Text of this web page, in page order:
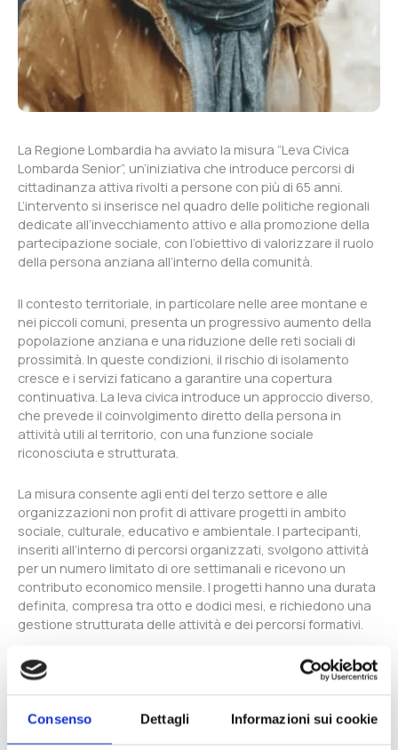
Consenso Dettagli Informazioni sui cookie
La Regione Lombardia ha avviato la misura “Leva Civica
Lombarda Senior”, un’iniziativa che introduce percorsi di
cittadinanza attiva rivolti a persone con più di 65 anni.
L’intervento si inserisce nel quadro delle politiche regionali
dedicate all’invecchiamento attivo e alla promozione della
partecipazione sociale, con l’obiettivo di valorizzare il ruolo
della persona anziana all’interno della comunità.
Il contesto territoriale, in particolare nelle aree montane e
nei piccoli comuni, presenta un progressivo aumento della
popolazione anziana e una riduzione delle reti sociali di
prossimità. In queste condizioni, il rischio di isolamento
cresce e i servizi faticano a garantire una copertura
continuativa. La leva civica introduce un approccio diverso,
che prevede il coinvolgimento diretto della persona in
attività utili al territorio, con una funzione sociale
riconosciuta e strutturata.
La misura consente agli enti del terzo settore e alle
organizzazioni non profit di attivare progetti in ambito
sociale, culturale, educativo e ambientale. I partecipanti,
inseriti all’interno di percorsi organizzati, svolgono attività
per un numero limitato di ore settimanali e ricevono un
contributo economico mensile. I progetti hanno una durata
definita, compresa tra otto e dodici mesi, e richiedono una
gestione strutturata delle attività e dei percorsi formativi.
Un elemento centrale riguarda la gestione territoriale
dell’iniziativa. La Regione ha definito i criteri generali,
Tutela della Salute. Non è prevista una scadenza unica. I
bandi verranno pubblicati a livello locale, con tempistiche